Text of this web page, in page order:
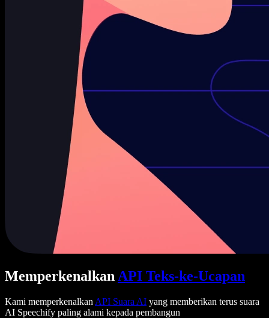
Memperkenalkan API Teks-ke-Ucapan
Kami memperkenalkan API Suara AI yang memberikan terus suara
AI Speechify paling alami kepada pembangun